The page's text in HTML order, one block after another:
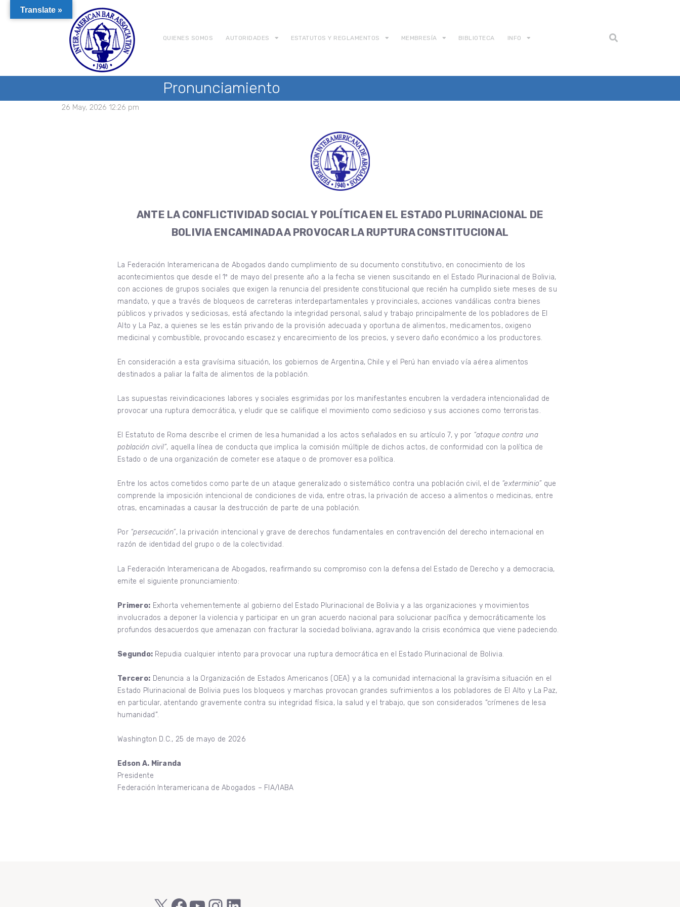
QUIENES SOMOS AUTORIDADES ESTATUTOS Y REGLAMENTOS MEMBRESÍA BIBLIOTECA INFO
Pronunciamiento
26 May, 2026 12:26 pm
ANTE LA CONFLICTIVIDAD SOCIAL Y POLÍTICA EN EL ESTADO PLURINACIONAL DE
BOLIVIA ENCAMINADA A PROVOCAR LA RUPTURA CONSTITUCIONAL
La Federación Interamericana de Abogados dando cumplimiento de su documento constitutivo, en conocimiento de los
acontecimientos que desde el 1º de mayo del presente año a la fecha se vienen suscitando en el Estado Plurinacional de Bolivia,
con acciones de grupos sociales que exigen la renuncia del presidente constitucional que recién ha cumplido siete meses de su
mandato, y que a través de bloqueos de carreteras interdepartamentales y provinciales, acciones vandálicas contra bienes
públicos y privados y sediciosas, está afectando la integridad personal, salud y trabajo principalmente de los pobladores de El
Alto y La Paz, a quienes se les están privando de la provisión adecuada y oportuna de alimentos, medicamentos, oxigeno
medicinal y combustible, provocando escasez y encarecimiento de los precios, y severo daño económico a los productores.
En consideración a esta gravísima situación, los gobiernos de Argentina, Chile y el Perú han enviado vía aérea alimentos
destinados a paliar la falta de alimentos de la población.
Las supuestas reivindicaciones labores y sociales esgrimidas por los manifestantes encubren la verdadera intencionalidad de
provocar una ruptura democrática, y eludir que se califique el movimiento como sedicioso y sus acciones como terroristas.
El Estatuto de Roma describe el crimen de lesa humanidad a los actos señalados en su artículo 7, y por “ataque contra una
población civil”, aquella línea de conducta que implica la comisión múltiple de dichos actos, de conformidad con la política de
Estado o de una organización de cometer ese ataque o de promover esa política.
Entre los actos cometidos como parte de un ataque generalizado o sistemático contra una población civil, el de “exterminio”que
comprende la imposición intencional de condiciones de vida, entre otras, la privación de acceso a alimentos o medicinas, entre
otras, encaminadas a causar la destrucción de parte de una población.
Por “persecución”, la privación intencional y grave de derechos fundamentales en contravención del derecho internacional en
razón de identidad del grupo o de la colectividad.
La Federación Interamericana de Abogados, reafirmando su compromiso con la defensa del Estado de Derecho y a democracia,
emite el siguiente pronunciamiento:
Primero: Exhorta vehementemente al gobierno del Estado Plurinacional de Bolivia y a las organizaciones y movimientos
involucrados a deponer la violencia y participar en un gran acuerdo nacional para solucionar pacífica y democráticamente los
profundos desacuerdos que amenazan con fracturar la sociedad boliviana, agravando la crisis económica que viene padeciendo.
Segundo: Repudia cualquier intento para provocar una ruptura democrática en el Estado Plurinacional de Bolivia.
Tercero: Denuncia a la Organización de Estados Americanos (OEA) y a la comunidad internacional la gravísima situación en el
Estado Plurinacional de Bolivia pues los bloqueos y marchas provocan grandes sufrimientos a los pobladores de El Alto y La Paz,
en particular, atentando gravemente contra su integridad física, la salud y el trabajo, que son considerados “crímenes de lesa
humanidad”.
Washington D.C., 25 de mayo de 2026
Edson A. Miranda
Presidente
Federación Interamericana de Abogados – FIA/IABA
Translate »